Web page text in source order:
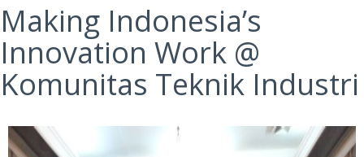
Making Indonesia’s
Innovation Work @
Komunitas Teknik Industri